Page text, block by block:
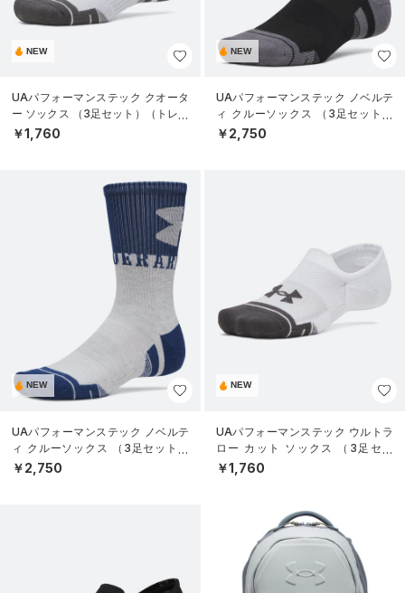
NEW
UAパフォーマンステック クオータ
ー ソックス （3足セット）（トレー
ニング/UNISEX）
￥1,760
NEW
UAパフォーマンステック ノベルテ
ィ クルーソックス （3足セット）
（トレーニング/UNISEX）
￥2,750
NEW
UAパフォーマンステック ノベルテ
ィ クルーソックス （3足セット）
（トレーニング/UNISEX）
￥2,750
NEW
UAパフォーマンステック ウルトラ
ロー カット ソックス （3足セッ
ト）（トレーニング/UNISEX）
￥1,760